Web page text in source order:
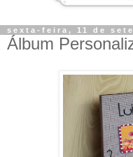
sexta-feira, 11 de
Álbum